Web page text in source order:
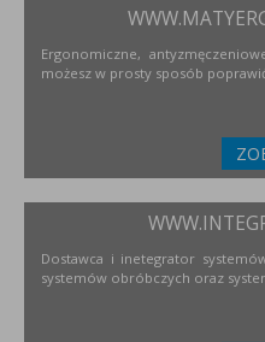
Ergonomiczne,
możesz w prosty sposób
Dostawca i inetegrator
systemów obróbczych oraz